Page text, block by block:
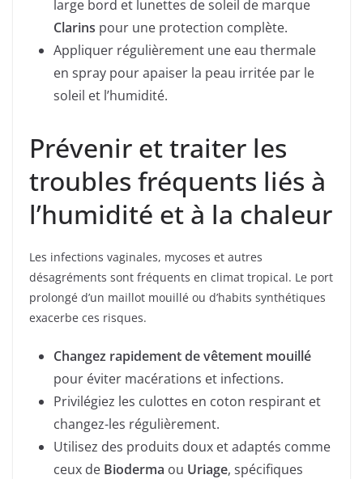
large bord et lunettes de soleil de marque
Clarins pour une protection complète.
Appliquer régulièrement une eau thermale
en spray pour apaiser la peau irritée par le
soleil et l’humidité.
Prévenir et traiter les
troubles fréquents liés à
l’humidité et à la chaleur
Les infections vaginales, mycoses et autres
désagréments sont fréquents en climat tropical. Le port
prolongé d’un maillot mouillé ou d’habits synthétiques
exacerbe ces risques.
Changez rapidement de vêtement mouillé
pour éviter macérations et infections.
Privilégiez les culottes en coton respirant et
changez-les régulièrement.
Utilisez des produits doux et adaptés comme
ceux de Bioderma ou Uriage, spécifiques